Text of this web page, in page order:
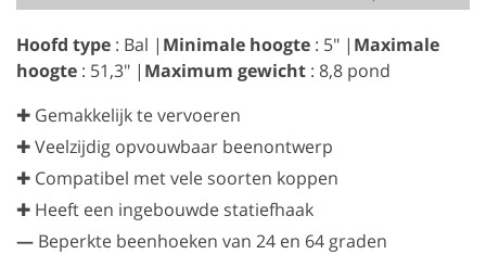
Hoofd type : Bal | Minimale hoogte : 5" | Maximale
hoogte : 51,3" | Maximum gewicht : 8,8 pond
✚ Gemakkelijk te vervoeren
✚ Veelzijdig opvouwbaar beenontwerp
✚ Compatibel met vele soorten koppen
✚ Heeft een ingebouwde statiefhaak
— Beperkte beenhoeken van 24 en 64 graden